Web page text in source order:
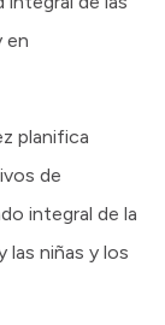
en
planifica
de
integral de la
las niñas y los